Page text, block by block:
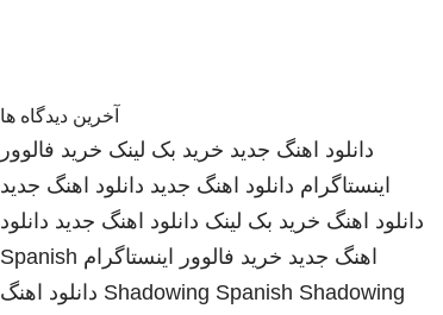
آخرین دیدگاه ها
دانلود اهنگ جدید خرید بک لینک خرید فالوور
اینستاگرام دانلود اهنگ جدید دانلود اهنگ جدید
دانلود اهنگ خرید بک لینک دانلود اهنگ جدید دانلود
اهنگ جدید خرید فالوور اینستاگرام Spanish
Shadowing Spanish Shadowing
دانلود اهنگ